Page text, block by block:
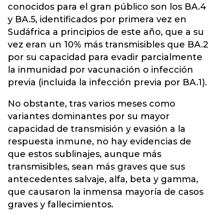
conocidos para el gran público son los BA.4
y BA.5, identificados por primera vez en
Sudáfrica a principios de este año, que a su
vez eran un 10% más transmisibles que BA.2
por su capacidad para evadir parcialmente
la inmunidad por vacunación o infección
previa (incluida la infección previa por BA.1).
No obstante, tras varios meses como
variantes dominantes por su mayor
capacidad de transmisión y evasión a la
respuesta inmune, no hay evidencias de
que estos sublinajes, aunque más
transmisibles, sean más graves que sus
antecedentes salvaje, alfa, beta y gamma,
que causaron la inmensa mayoría de casos
graves y fallecimientos.